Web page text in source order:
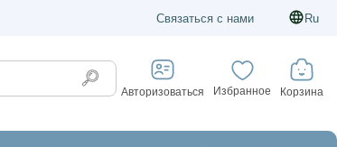
Связаться с нами Ru
Авторизоваться Избранное Корзина